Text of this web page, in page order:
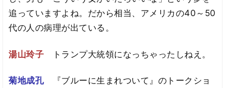
追っていますよね。だから相当、アメリカの40～50
代の人の病理が出ている。
湯山玲子 トランプ大統領になっちゃったしねえ。
菊地成孔
『ブルーに生まれついて』のトークショ